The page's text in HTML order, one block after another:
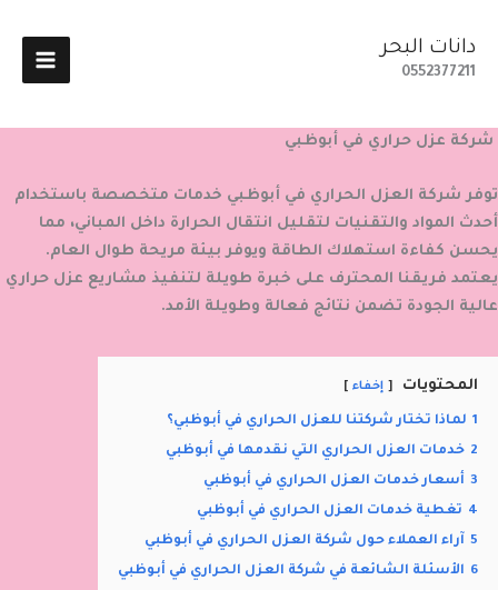
المحتوى
دانات البحر
0552377211
شركة عزل حراري في أبوظبي
توفر شركة العزل الحراري في أبوظبي خدمات متخصصة باستخدام
أحدث المواد والتقنيات لتقليل انتقال الحرارة داخل المباني، مما
يحسن كفاءة استهلاك الطاقة ويوفر بيئة مريحة طوال العام.
يعتمد فريقنا المحترف على خبرة طويلة لتنفيذ مشاريع عزل حراري
عالية الجودة تضمن نتائج فعالة وطويلة الأمد.
المحتويات إخفاء
1 لماذا تختار شركتنا للعزل الحراري في أبوظبي؟
2 خدمات العزل الحراري التي نقدمها في أبوظبي
3 أسعار خدمات العزل الحراري في أبوظبي
4 تغطية خدمات العزل الحراري في أبوظبي
5 آراء العملاء حول شركة العزل الحراري في أبوظبي
6 الأسئلة الشائعة في شركة العزل الحراري في أبوظبي